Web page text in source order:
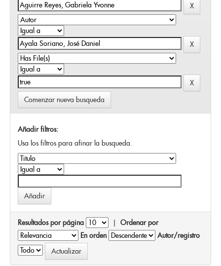
Comenzar nueva busqueda
Añadir filtros:
Usa los filtros para afinar la busqueda.
Resultados por página | Ordenar por
En orden
Autor/registro